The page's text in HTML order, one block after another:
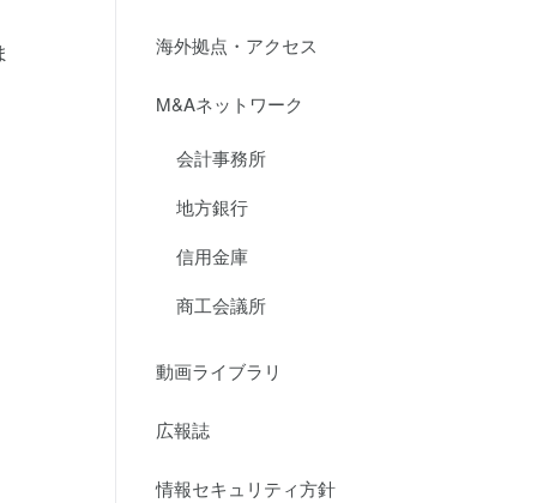
海外拠点・アクセス
M&Aネットワーク
会計事務所
地方銀行
信用金庫
商工会議所
動画ライブラリ
広報誌
情報セキュリティ方針